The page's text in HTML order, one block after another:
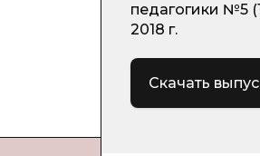
педагогики №5
2018 г.
Скачать